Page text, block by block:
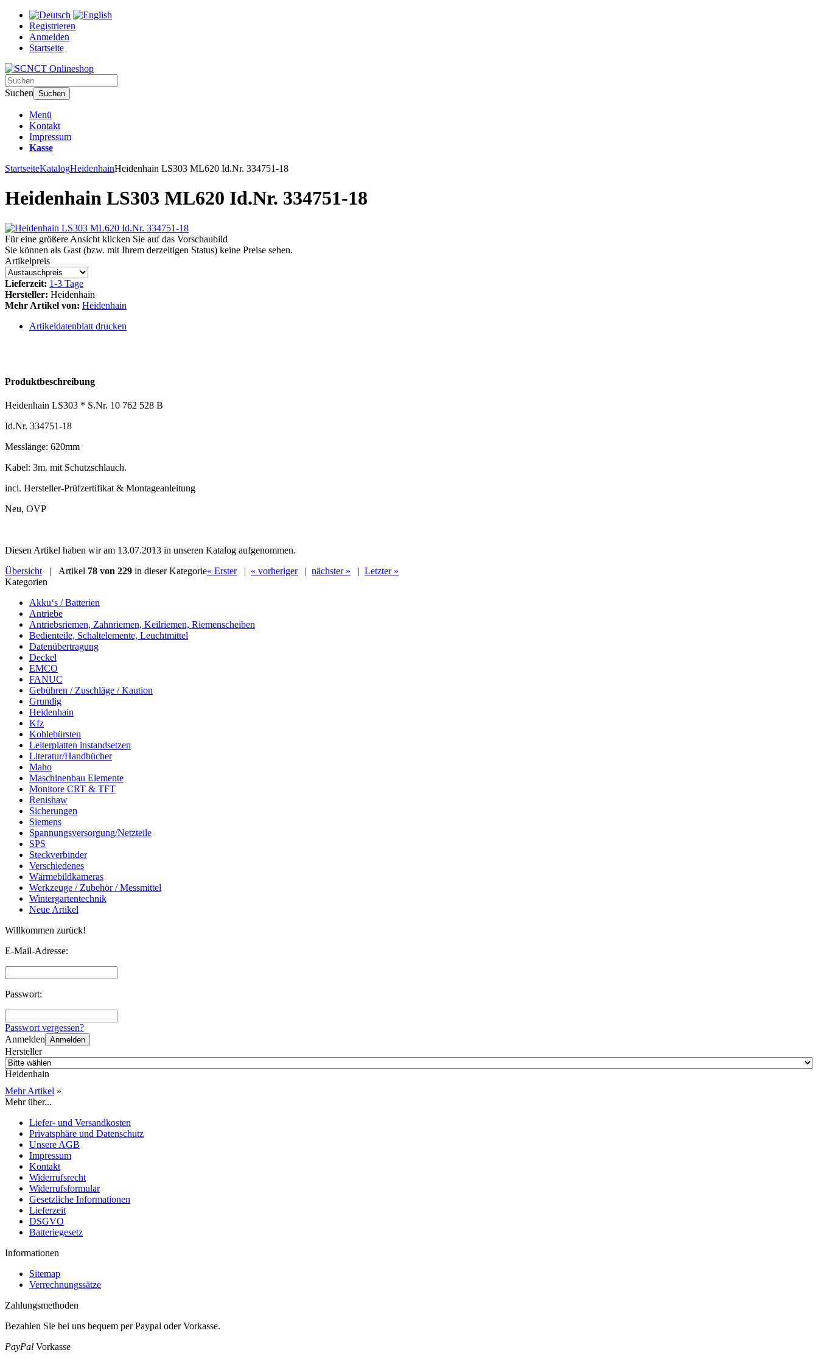
Registrieren
Anmelden
Startseite
Suchen Suchen
Menü
Kontakt
Impressum
Kasse
StartseiteKatalogHeidenhainHeidenhain LS303 ML620 Id.Nr. 334751-18
Heidenhain LS303 ML620 Id.Nr. 334751-18
Für eine größere Ansicht klicken Sie auf das Vorschaubild
Sie können als Gast (bzw. mit Ihrem derzeitigen Status) keine Preise sehen.
Artikelpreis
Lieferzeit: 1-3 Tage
Hersteller: Heidenhain
Mehr Artikel von: Heidenhain
Artikeldatenblatt drucken
Produktbeschreibung
Heidenhain LS303 * S.Nr. 10 762 528 B
Id.Nr. 334751-18
Messlänge: 620mm
Kabel: 3m. mit Schutzschlauch.
incl. Hersteller-Prüfzertifikat & Montageanleitung
Neu, OVP
Diesen Artikel haben wir am 13.07.2013 in unseren Katalog aufgenommen.
Übersicht| Artikel 78 von 229 in dieser Kategorie« Erster| « vorheriger| nächster » | Letzter »
Kategorien
Akku‘s / Batterien
Antriebe
Antriebsriemen, Zahnriemen, Keilriemen, Riemenscheiben
Bedienteile, Schaltelemente, Leuchtmittel
Datenübertragung
Deckel
EMCO
FANUC
Gebühren / Zuschläge / Kaution
Grundig
Heidenhain
Kfz
Kohlebürsten
Leiterplatten instandsetzen
Literatur/Handbücher
Maho
Maschinenbau Elemente
Monitore CRT & TFT
Renishaw
Sicherungen
Siemens
Spannungsversorgung/Netzteile
SPS
Steckverbinder
Verschiedenes
Wärmebildkameras
Werkzeuge / Zubehör / Messmittel
Wintergartentechnik
Neue Artikel
Willkommen zurück!
E-Mail-Adresse:
Passwort:
Passwort vergessen?
Anmelden Anmelden
Hersteller
Heidenhain
Mehr Artikel »
Mehr über...
Liefer- und Versandkosten
Privatsphäre und Datenschutz
Unsere AGB
Impressum
Kontakt
Widerrufsrecht
Widerrufsformular
Gesetzliche Informationen
Lieferzeit
DSGVO
Batteriegesetz
Informationen
Sitemap
Verrechnungssätze
Zahlungsmethoden
Bezahlen Sie bei uns bequem per Paypal oder Vorkasse.
PayPal Vorkasse